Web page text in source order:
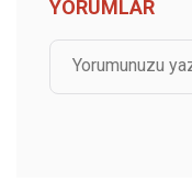
YORUMLAR